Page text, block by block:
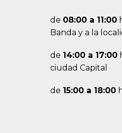
de 08:00 a 11:00
Banda y a la
de 14:00 a 17:00
ciudad Capital
de 15:00 a 18:00